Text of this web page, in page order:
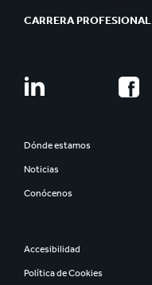
CARRERA PROFESIONAL
Dónde estamos
Noticias
Conócenos
Accesibilidad
Política de Cookies